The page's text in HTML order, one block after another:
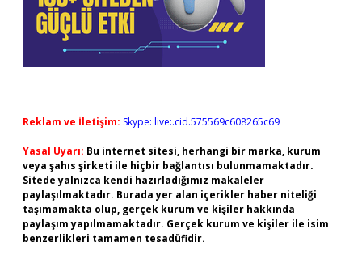
Reklam ve İletişim: Skype: live:.cid.575569c608265c69
Yasal Uyarı: Bu internet sitesi, herhangi bir marka, kurum
veya şahıs şirketi ile hiçbir bağlantısı bulunmamaktadır.
Sitede yalnızca kendi hazırladığımız makaleler
paylaşılmaktadır. Burada yer alan içerikler haber niteliği
taşımamakta olup, gerçek kurum ve kişiler hakkında
paylaşım yapılmamaktadır. Gerçek kurum ve kişiler ile isim
benzerlikleri tamamen tesadüfidir.